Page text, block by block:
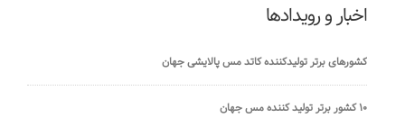
اخبار و رویدادها
کشورهای برتر تولیدکننده کاتد مس پالایشی جهان
۱۰ کشور برتر تولید کننده مس جهان